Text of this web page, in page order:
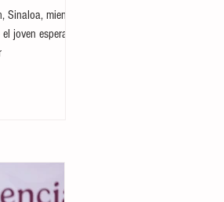
mientras
joven esperaba